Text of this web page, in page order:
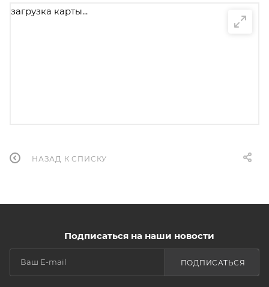
загрузка карты...
НАЗАД К СПИСКУ
Подписаться на наши новости
ПОДПИСАТЬСЯ